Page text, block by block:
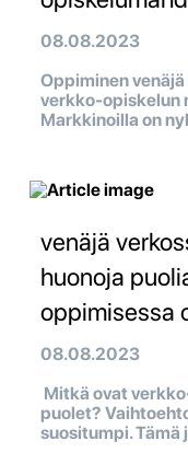
08.08.2023
Oppiminen
verkko-opiskelun
Markkinoilla on
venäjä
huonoja
oppimisessa
08.08.2023
Mitkä ovat
puolet?
suositumpi.